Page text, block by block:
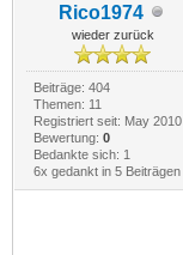
Rico1974
wieder zurück
Beiträge: 404
Themen: 11
Registriert seit: May 2010
Bewertung: 0
Bedankte sich: 1
6x gedankt in 5 Beiträgen